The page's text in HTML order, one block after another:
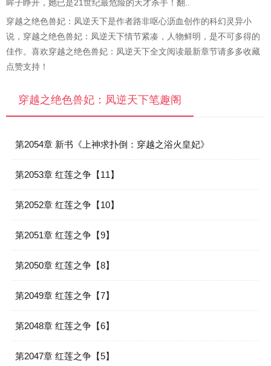
眸子睁开，她已是21世纪最危险的天才杀手！翻..
穿越之绝色兽妃：凤逆天下是作者路非呕心沥血创作的科幻灵异小
说，穿越之绝色兽妃：凤逆天下情节紧凑，人物鲜明，是不可多得的
佳作。喜欢穿越之绝色兽妃：凤逆天下全文阅读最新章节请多多收藏
点赞支持！
穿越之绝色兽妃：凤逆天下笔趣阁
第2054章 新书《上神求扑倒：穿越之浴火皇妃》
第2053章 红莲之争【11】
第2052章 红莲之争【10】
第2051章 红莲之争【9】
第2050章 红莲之争【8】
第2049章 红莲之争【7】
第2048章 红莲之争【6】
第2047章 红莲之争【5】